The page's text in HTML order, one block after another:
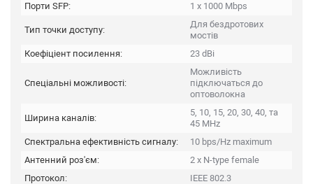
Порти SFP:
1 x 1000 Mbps
Тип точки доступу:
Для бездротових
мостів
Коефіціент посилення:
23 dBi
Спеціальні можливості:
Можливість
підключаться до
оптоволокна
Ширина каналів:
5, 10, 15, 20, 30, 40, та
45 MHz
Спектральна ефективність сигналу:
10 bps/Hz maximum
Антенний роз'єм:
2 x N-type female
Протокол:
IEEE 802.3